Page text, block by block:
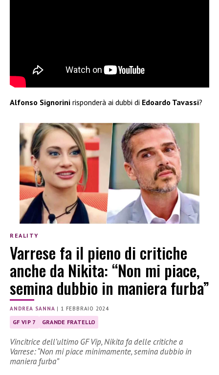
Alfonso Signorini risponderà ai dubbi di Edoardo Tavassi?
REALITY
Varrese fa il pieno di critiche
anche da Nikita: “Non mi piace,
semina dubbio in maniera furba”
ANDREA SANNA | 1 FEBBRAIO 2024
GF VIP 7 GRANDE FRATELLO
Vincitrice dell’ultimo GF Vip, Nikita fa delle critiche a
Varrese: “Non mi piace minimamente, semina dubbio in
maniera furba”